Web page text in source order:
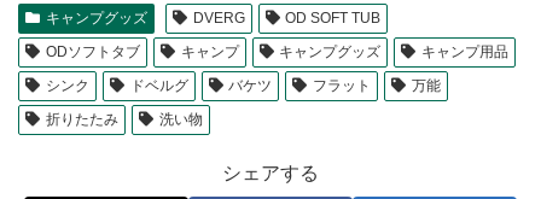
キャンプグッズ DVERG
OD SOFT TUB
ODソフトタブ
キャンプ キャンプグッズ
キャンプ用品
シンク
ドベルグ バケツ フラット
万能
折りたたみ
洗い物
シェアする